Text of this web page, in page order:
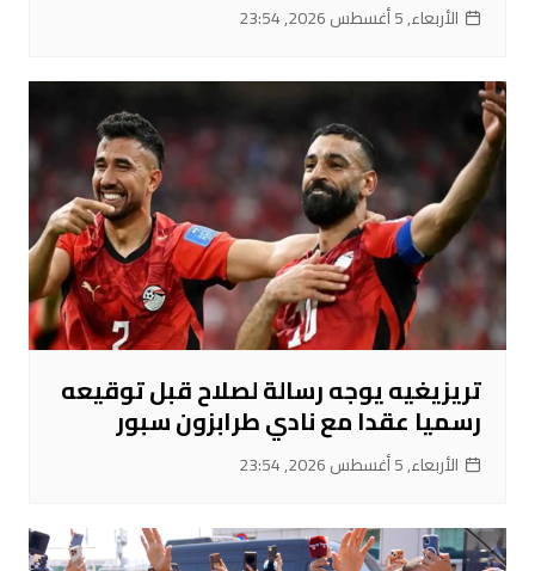
الأربعاء, 5 أغسطس 2026, 23:54
تريزيغيه يوجه رسالة لصلاح قبل توقيعه
رسميا عقدا مع نادي طرابزون سبور
الأربعاء, 5 أغسطس 2026, 23:54